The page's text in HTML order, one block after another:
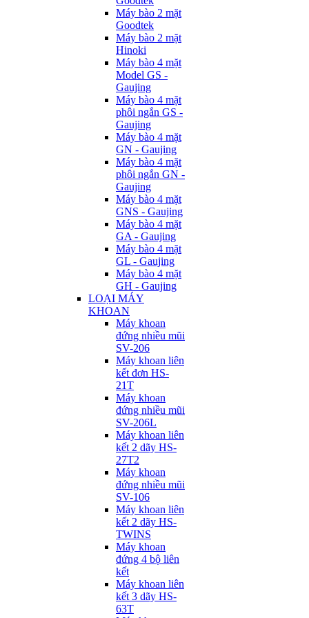
Máy bào 2 mặt
Goodtek
Máy bào 2 mặt
Hinoki
Máy bào 4 mặt
Model GS -
Gaujing
Máy bào 4 mặt
phôi ngắn GS -
Gaujing
Máy bào 4 mặt
GN - Gaujing
Máy bào 4 mặt
phôi ngắn GN -
Gaujing
Máy bào 4 mặt
GNS - Gaujing
Máy bào 4 mặt
GA - Gaujing
Máy bào 4 mặt
GL - Gaujing
Máy bào 4 mặt
GH - Gaujing
LOẠI MÁY
KHOAN
Máy khoan
đứng nhiều mũi
SV-206
Máy khoan liên
kết đơn HS-
21T
Máy khoan
đứng nhiều mũi
SV-206L
Máy khoan liên
kết 2 dãy HS-
27T2
Máy khoan
đứng nhiều mũi
SV-106
Máy khoan liên
kết 2 dãy HS-
TWINS
Máy khoan
đứng 4 bộ liên
kết
Máy khoan liên
kết 3 dãy HS-
63T